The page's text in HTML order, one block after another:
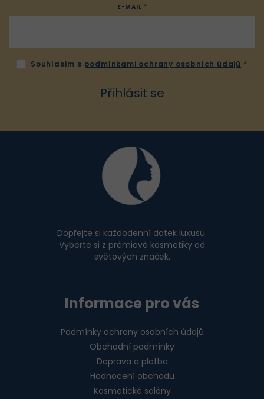
E-MAIL
Souhlasím s podmínkami ochrany osobních údajů
Přihlásit se
Dopřejte si každodenní dotek luxusu.
Vyberte si z prémiové kosmetiky od
světových značek.
Informace pro vás
Podmínky ochrany osobních údajů
Obchodní podmínky
Doprava a platba
Hodnocení obchodu
Kosmetické salóny